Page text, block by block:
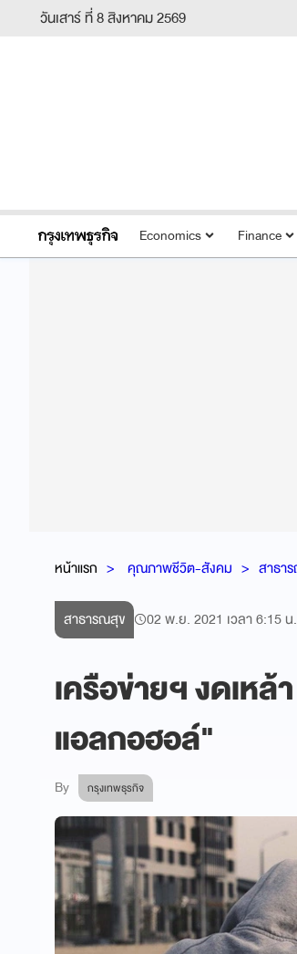
วันเสาร์ ที่ 8 สิงหาคม 2569
Economics Finance
หน้าแรก คุณภาพชีวิต-สังคม สาธา
สาธารณสุข 02 พ.ย. 2021 เวลา 6:15 น.
เครือข่ายฯ งดเห
แอลกอฮอล์"
By กรุงเทพธุรกิจ